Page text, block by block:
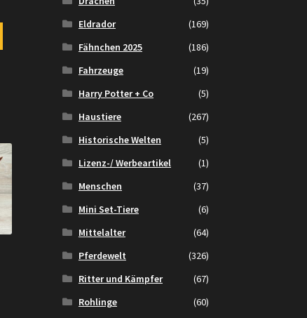
Eldrador
(169)
Fähnchen 2025
(186)
Fahrzeuge
(19)
Harry Potter + Co
(5)
Haustiere
(267)
Historische Welten
(5)
Lizenz-/ Werbeartikel
(1)
Menschen
(37)
Mini Set-Tiere
(6)
Mittelalter
(64)
Pferdewelt
(326)
Ritter und Kämpfer
(67)
Rohlinge
(60)